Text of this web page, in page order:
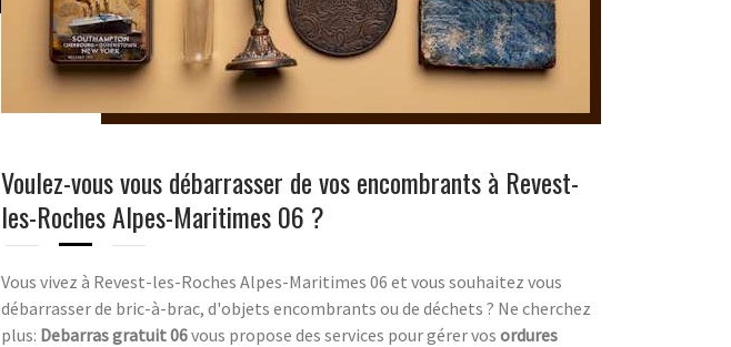
Voulez-vous vous débarrasser de vos encombrants à Revest-
les-Roches Alpes-Maritimes 06 ?
Vous vivez à Revest-les-Roches Alpes-Maritimes 06 et vous souhaitez vous
débarrasser de bric-à-brac, d'objets encombrants ou de déchets ? Ne cherchez
plus: Debarras gratuit 06vous propose des services pour gérer vos ordures